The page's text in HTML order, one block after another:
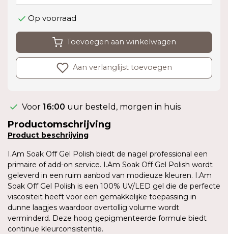
Op voorraad
Toevoegen aan winkelwagen
Aan verlanglijst toevoegen
Voor 16:00 uur besteld, morgen in huis
Productomschrijving
Product beschrijving
I.Am Soak Off Gel Polish biedt de nagel professional een
primaire of add-on service. I.Am Soak Off Gel Polish wordt
geleverd in een ruim aanbod van modieuze kleuren. I.Am
Soak Off Gel Polish is een 100% UV/LED gel die de perfecte
viscositeit heeft voor een gemakkelijke toepassing in
dunne laagjes waardoor overtollig volume wordt
verminderd. Deze hoog gepigmenteerde formule biedt
continue kleurconsistentie.